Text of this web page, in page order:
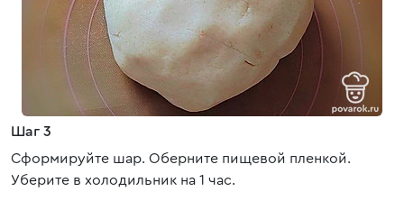
Шаг 3
Сформируйте шар. Оберните пищевой пленкой.
Уберите в холодильник на 1 час.